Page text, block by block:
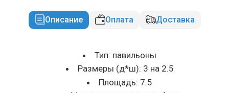
Описание Оплата Доставка
Тип: павильоны
Размеры (д*ш): 3 на 2.5
Площадь: 7.5